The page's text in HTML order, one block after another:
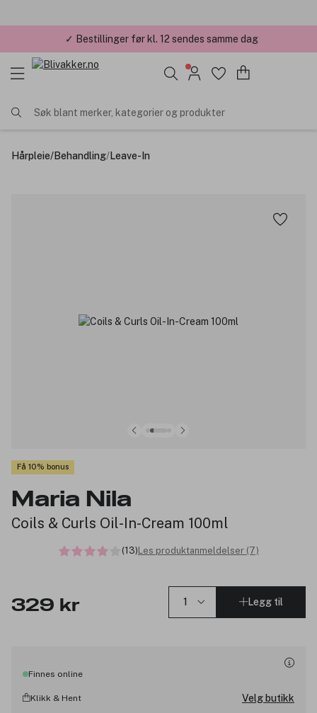
✓ Årets Nettbutikk 2026 og 2025
Søk blant merker, kategorier og produkter
Hårpleie/Behandling/Leave-In
Få 10% bonus
Maria Nila
Coils & Curls Oil-In-Cream 100ml
(13)Les produktanmeldelser (7)
329 kr Legg til
Finnes online
Klikk & Hent Velg butikk